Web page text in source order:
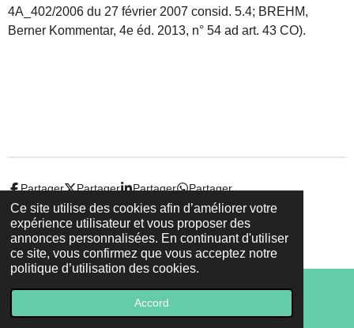
Ce site utilise des cookies afin d’améliorer votre
expérience utilisateur et vous proposer des
annonces personnalisées. En continuant d'utiliser
ce site, vous confirmez que vous acceptez notre
politique d’utilisation des cookies.
Accord
4A_402/2006 du 27 février 2007 consid. 5.4; BREHM,
Berner Kommentar, 4e éd. 2013, n° 54 ad art. 43 CO).
Partager Partager Partager Partager
© 2022 - 2026 Droit-et-sante.ch
Propulsé par Webador
E-mail